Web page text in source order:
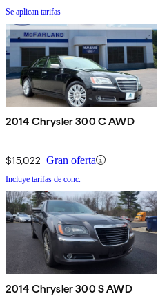
Se aplican tarifas
2014 Chrysler 300 C AWD
$15,022 Gran oferta
Incluye tarifas de conc.
2014 Chrysler 300 S AWD